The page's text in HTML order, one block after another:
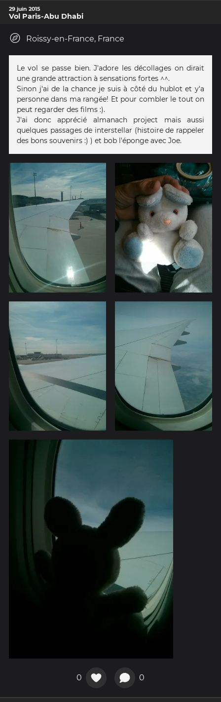
29 juin 2015
Vol Paris-Abu Dhabi
Roissy-en-France, France
Le vol se passe bien. J'adore les décollages on dirait
une grande attraction à sensations fortes ^^.
Sinon j'ai de la chance je suis à côté du hublot et y'a
personne dans ma rangée! Et pour combler le tout on
peut regarder des films :).
J'ai donc apprécié almanach project mais aussi
quelques passages de interstellar (histoire de rappeler
des bons souvenirs :) ) et bob l'éponge avec Joe.
0 0